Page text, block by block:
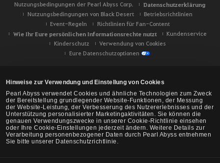
Hinweise zur Verwendung und Einstellung von Cookies
Pearl Abyss verwendet Cookies und ähnliche Technologien zum Zweck
der Bereitstellung grundlegender Website-Funktionen, der Messung
der Website-Leistung, der Verbesserung des Nutzererlebnisses und der
Unterstützung personalisierter Marketingaktivitäten. Sie können die
genauen Verwendungszwecke in unserer Cookie-Richtlinie einsehen
oder Ihre Cookie-Einstellungen jederzeit ändern. Weitere Details zur
Verarbeitung personenbezogener Daten durch Pearl Abyss entnehmen
Sie bitte unserer Datenschutzrichtlinie.
Nutzungsbedingungen der Pearl Abyss Corp. Datenschutzerklärung
Nutzungsbedingungen von Black Desert
Betriebsrichtlinien
Event-Regeln
Richtlinien für Fan-Content
Wie Ihr Eure persönlichen Informationsrechte nutzt
Kundenservice
Kinderschutz
Verwendung von Cookies
Eure Datenschutzoptionen